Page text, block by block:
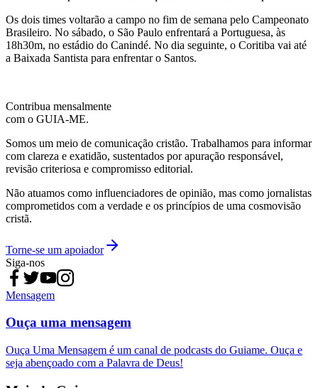
Os dois times voltarão a campo no fim de semana pelo Campeonato
Brasileiro. No sábado, o São Paulo enfrentará a Portuguesa, às
18h30m, no estádio do Canindé. No dia seguinte, o Coritiba vai até
a Baixada Santista para enfrentar o Santos.
Contribua mensalmente
com o GUIA-ME.
Somos um meio de comunicação cristão. Trabalhamos para informar
com clareza e exatidão, sustentados por apuração responsável,
revisão criteriosa e compromisso editorial.
Não atuamos como influenciadores de opinião, mas como jornalistas
comprometidos com a verdade e os princípios de uma cosmovisão
cristã.
Torne-se um apoiador
Siga-nos
Mensagem
Ouça uma mensagem
Ouça Uma Mensagem é um canal de podcasts do Guiame. Ouça e
seja abençoado com a Palavra de Deus!